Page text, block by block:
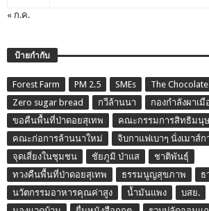
« ก.ค.
ป้ายกำกับ
Forest Farm PM 2.5 SMEs
The
Zero sugar bread
กวีล้านนา กองกำลังผาเมื
ขอคืนพื้นที่ป่าดอยสุเทพ
คณะกรรมการสิทธิมนุ
คณะก่อการล้านนาใหม่
จิบกาแฟเบาๆ นั่งเมาส์ก
จุดเสี่ยงในชุมชน
ชัยภูมิ ป่าแส
ชาติพันธุ์
ทวงคืนพื้นที่ป่าดอยสุเทพ
ธรรมนูญสุขภาพ
ธ
นวัตกรรมอาหารคุณค่าสูง
น้ำมันแพง บสย.